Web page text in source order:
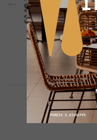
Stanotte La
3.2
Disordini E
Lacco